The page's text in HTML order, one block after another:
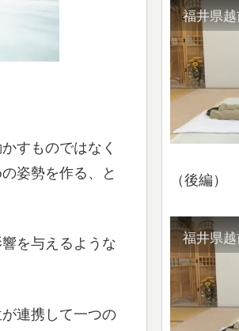
すものではなく
姿勢を作る、と
を与えるような
連携して一つの
（後編）